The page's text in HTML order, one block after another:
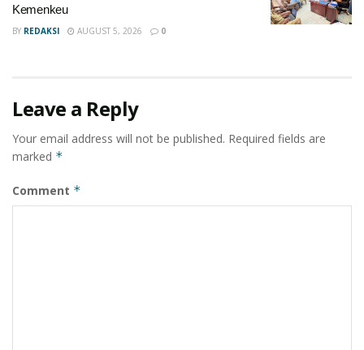
Kemenkeu
BY REDAKSI AUGUST 5, 2026 0
Leave a Reply
Your email address will not be published. Required fields are
marked *
Comment *